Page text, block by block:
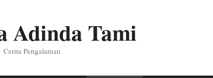
Adinda Tami
Cerita Pengalaman